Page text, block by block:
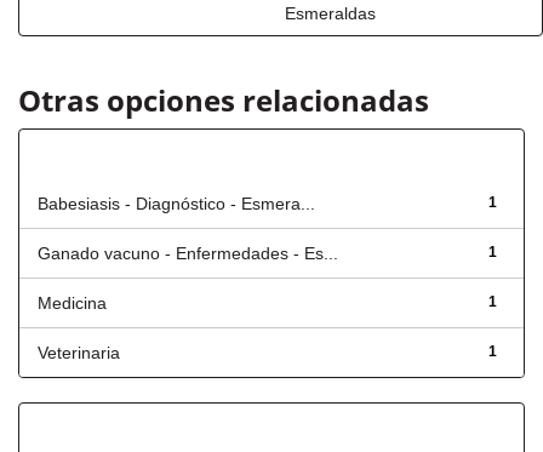
Esmeraldas
Otras opciones relacionadas
1
Babesiasis - Diagnóstico - Esmera...
1
Ganado vacuno - Enfermedades - Es...
1
Medicina
1
Veterinaria